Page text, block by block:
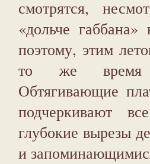
смотрятся,
«дольче
поэтому, этим
то же время
Обтягивающие
подчеркивают
глубокие вырезы
и